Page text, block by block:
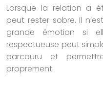
Lorsque la relation a
peut rester sobre. Il
grande émotion si
respectueuse peut
parcouru et
proprement.